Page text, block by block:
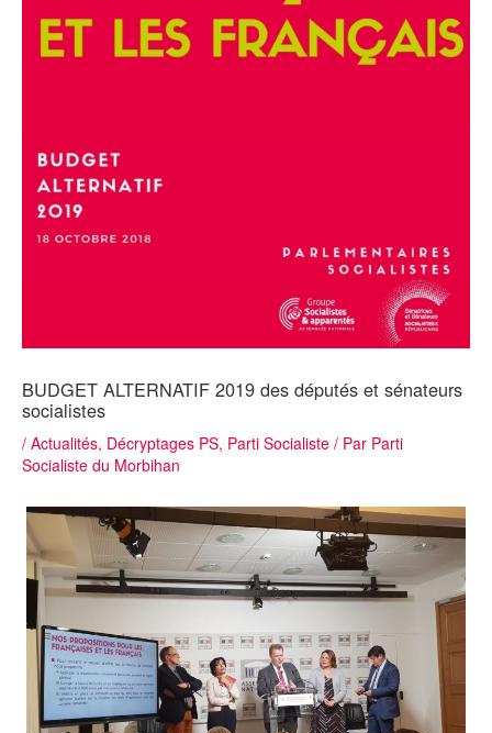
BUDGET ALTERNATIF 2019 des députés et sénateurs
socialistes
/ Actualités, Décryptages PS, Parti Socialiste / Par Parti
Socialiste du Morbihan